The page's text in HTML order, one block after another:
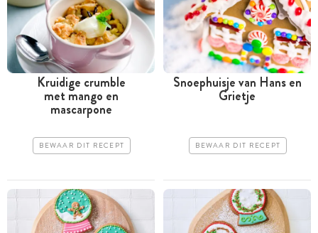
Kruidige crumble
met mango en
mascarpone
BEWAAR DIT RECEPT
Snoephuisje van Hans en
Grietje
BEWAAR DIT RECEPT